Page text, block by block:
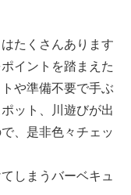
たくさんあります
イントを踏まえた
や準備不要で手ぶ
ット、川遊びが出
、是非色々チェッ
しまうバーベキュ